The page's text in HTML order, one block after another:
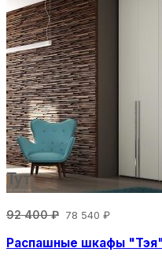
92 400 ₽ 78 540 ₽
Распашные шкафы